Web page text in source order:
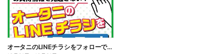
オータニのLINEチラシをフォローでお買得情報を見逃さない!